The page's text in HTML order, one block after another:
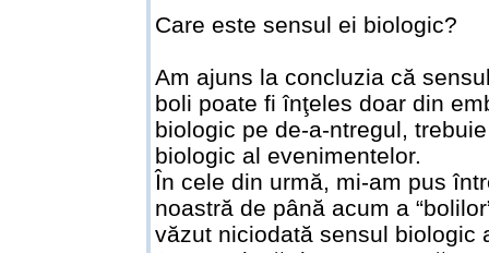
Care este sensul ei biologic?
Am ajuns la concluzia că
boli poate fi înţeles doar din
biologic pe de-a-ntregul,
biologic al evenimentelor.
În cele din urmă, mi-am pus
noastră de până acum a
văzut niciodată sensul biologic